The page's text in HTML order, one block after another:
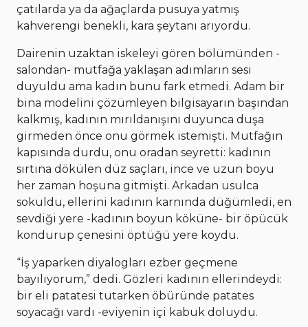
çatılarda ya da ağaçlarda pusuya yatmış
kahverengi benekli, kara şeytanı arıyordu.
Dairenin uzaktan iskeleyi gören bölümünden -
salondan- mutfağa yaklaşan adımların sesi
duyuldu ama kadın bunu fark etmedi. Adam bir
bina modelini çözümleyen bilgisayarın başından
kalkmış, kadının mırıldanışını duyunca duşa
girmeden önce onu görmek istemişti. Mutfağın
kapısında durdu, onu oradan seyretti: kadının
sırtına dökülen düz saçları, ince ve uzun boyu
her zaman hoşuna gitmişti. Arkadan usulca
sokuldu, ellerini kadının karnında düğümledi, en
sevdiği yere -kadının boyun köküne- bir öpücük
kondurup çenesini öptüğü yere koydu.
“İş yaparken diyalogları ezber geçmene
bayılıyorum,” dedi. Gözleri kadının ellerindeydi:
bir eli patatesi tutarken öbüründe patates
soyacağı vardı -eviyenin içi kabuk doluydu.